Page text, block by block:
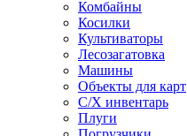
Комбайны
Косилки
Культиваторы
Лесозагатовка
Машины
Объекты для карт
С/Х инвентарь
Плуги